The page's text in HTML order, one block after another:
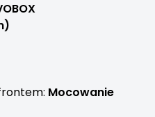
Mocowanie